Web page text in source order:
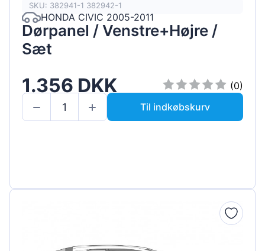
SKU: 382941-1 382942-1
HONDA CIVIC 2005-2011
Dørpanel / Venstre+Højre /
Sæt
1.356 DKK
(0)
Til indkøbskurv